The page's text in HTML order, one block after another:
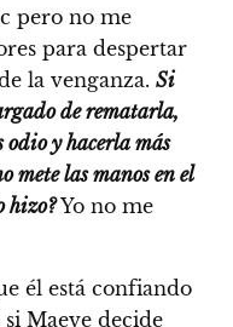
pero no me
para despertar
la venganza. Si
de rematarla,
y hacerla más
mete las manos en el
hizo? Yo no me
él está confiando
Maeve decide